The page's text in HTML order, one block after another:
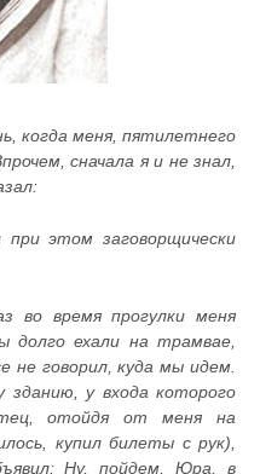
когда меня, пятилетнего
сначала я и не знал,
этом заговорщически
во время прогулки меня
долго ехали на трамвае,
говорил, куда мы идем.
зданию, у входа которого
отойдя от меня на
купил билеты с рук),
Ну, пойдем, Юра, в